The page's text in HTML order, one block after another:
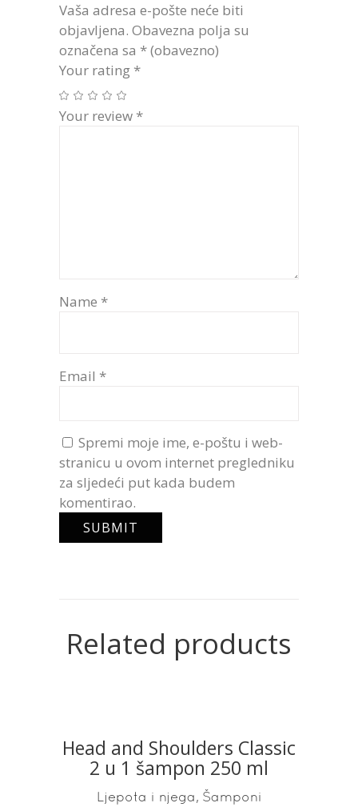
Vaša adresa e-pošte neće biti
objavljena. Obavezna polja su
označena sa * (obavezno)
Your rating *
Your review *
Name *
Email *
Spremi moje ime, e-poštu i web-
stranicu u ovom internet pregledniku
za sljedeći put kada budem
komentirao.
Related products
READ MORE
Head and Shoulders Classic
2 u 1 šampon 250 ml
Ljepota i njega, Šamponi